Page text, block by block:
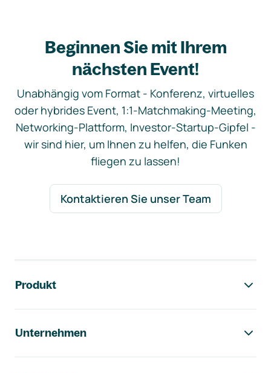
Beginnen Sie mit Ihrem
nächsten Event!
Unabhängig vom Format - Konferenz, virtuelles
oder hybrides Event, 1:1-Matchmaking-Meeting,
Networking-Plattform, Investor-Startup-Gipfel -
wir sind hier, um Ihnen zu helfen, die Funken
fliegen zu lassen!
Kontaktieren Sie unser Team
Produkt
Unternehmen